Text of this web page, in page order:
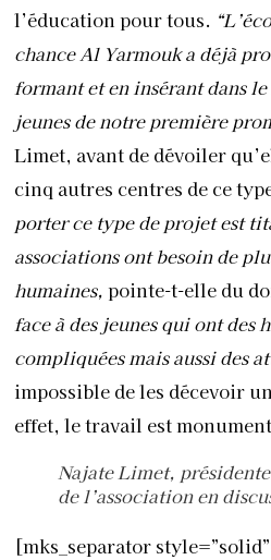
l’éducation pour tous.
chance Al Yarmouk a déjà
formant et en insérant dans
jeunes de notre première
Limet, avant de dévoiler
cinq autres centres de ce
porter ce type de projet est
associations ont besoin de
humaines, pointe-t-elle du
face à des jeunes qui ont des
compliquées mais aussi des
impossible de les décevoir
effet, le travail est
Najate Limet, présidente
de l’association en
[mks_separator